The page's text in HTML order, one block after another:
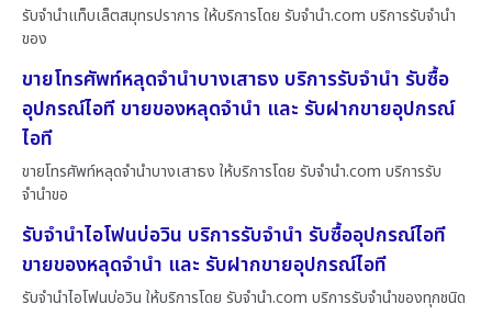
รับจำนำแท็บเล็ตสมุทรปราการ ให้บริการโดย รับจํานํา.com บริการรับจำนำ
ของ
ขายโทรศัพท์หลุดจำนำบางเสาธง บริการรับจำนำ รับซื้อ
อุปกรณ์ไอที ขายของหลุดจำนำ และ รับฝากขายอุปกรณ์
ไอที
ขายโทรศัพท์หลุดจำนำบางเสาธง ให้บริการโดย รับจํานํา.com บริการรับ
จำนำขอ
รับจำนำไอโฟนบ่อวิน บริการรับจำนำ รับซื้ออุปกรณ์ไอที
ขายของหลุดจำนำ และ รับฝากขายอุปกรณ์ไอที
รับจำนำไอโฟนบ่อวิน ให้บริการโดย รับจํานํา.com บริการรับจำนำของทุกชนิด